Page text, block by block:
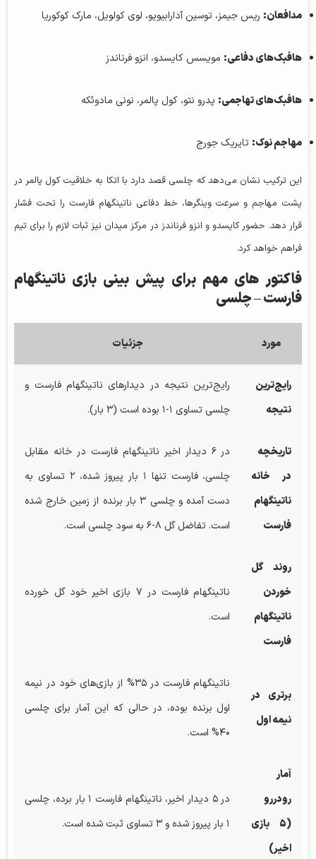
مدافعان: ریس جیمز، توسین آدارابیویو، لوی کولویل، مارک کوکوریا
هافبک‌های دفاعی: مویسس کایسدو، انزو فرناندز
هافبک‌های تهاجمی: پدرو نتو، کول پالمر، نونی مادوئکه
مهاجم نوک: تایریک جورج
این ترکیب نشان می‌دهد که چلسی قصد دارد با اتکا به خلاقیت کول پالمر در
پشت مهاجم و سرعت وینگرها، خط دفاعی ناتینگهام فارست را تحت فشار
قرار دهد. حضور کایسدو و انزو فرناندز در مرکز میدان نیز ثبات لازم را برای تیم
فراهم خواهد کرد.
فاکتور های مهم برای پیش‌ بینی بازی ناتینگهام
فارست–چلسی
مورد جزئیات
رایج‌ترین
نتیجه
رایج‌ترین نتیجه در دیدارهای ناتینگهام فارست و
چلسی تساوی ۱-۱ بوده است (۳ بار).
تاریخچه
در خانه
ناتینگهام
فارست
در ۶ دیدار اخیر ناتینگهام فارست در خانه مقابل
چلسی، فارست تنها ۱ بار پیروز شده، ۲ تساوی به
دست آمده و چلسی ۳ بار برنده از زمین خارج شده
است. تفاضل گل ۸-۶ به سود چلسی است.
روند گل
خوردن
ناتینگهام
فارست
ناتینگهام فارست در ۷ بازی اخیر خود گل خورده
است.
برتری در
نیمه اول
ناتینگهام فارست در ۳۵% از بازی‌های خود در نیمه
اول برنده بوده، در حالی که این آمار برای چلسی
۴۰% است.
آمار
رودررو
(۵ بازی
اخیر)
در ۵ دیدار اخیر، ناتینگهام فارست ۱ بار برده، چلسی
۱ بار پیروز شده و ۳ تساوی ثبت شده است.